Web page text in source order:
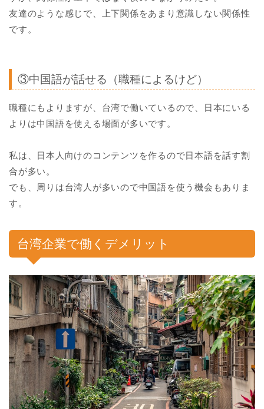
友達のような感じで、上下関係をあまり意識しない関係性
です。
③中国語が話せる（職種によるけど）
職種にもよりますが、台湾で働いているので、日本にいる
よりは中国語を使える場面が多いです。
私は、日本人向けのコンテンツを作るので日本語を話す割
合が多い。
でも、周りは台湾人が多いので中国語を使う機会もありま
す。
台湾企業で働くデメリット